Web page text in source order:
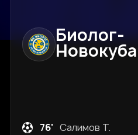
76' Салимов Т.
Биолог-